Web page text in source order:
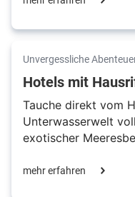
Unvergessliche
Hotels mit
Tauche direkt vom
Unterwasserwelt
exotischer
mehr erfahren